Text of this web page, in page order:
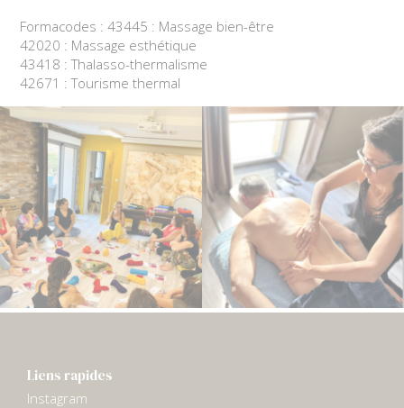
Formacodes : 43445 : Massage bien-être
42020 : Massage esthétique
43418 : Thalasso-thermalisme
42671 : Tourisme thermal
Liens rapides
Instagram